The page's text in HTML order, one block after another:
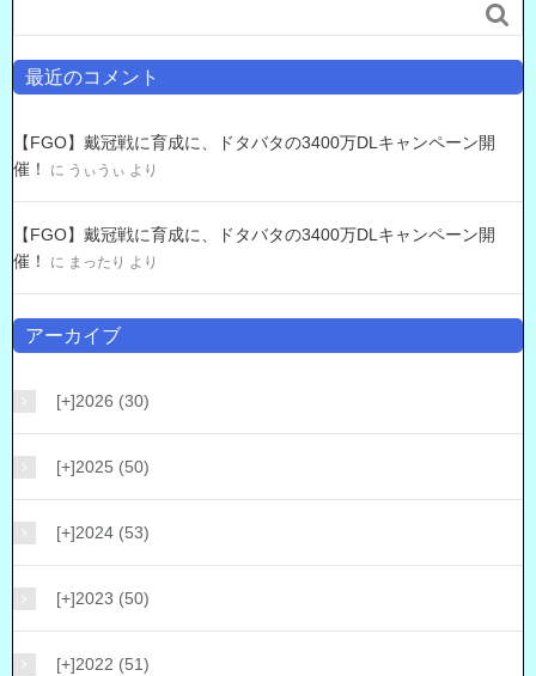

最近のコメント
【FGO】戴冠戦に育成に、ドタバタの3400万DLキャンペーン開
催！
に うぃうぃ より
【FGO】戴冠戦に育成に、ドタバタの3400万DLキャンペーン開
催！
に まったり より
アーカイブ
[+]2026 (30)
[+]2025 (50)
[+]2024 (53)
[+]2023 (50)
[+]2022 (51)